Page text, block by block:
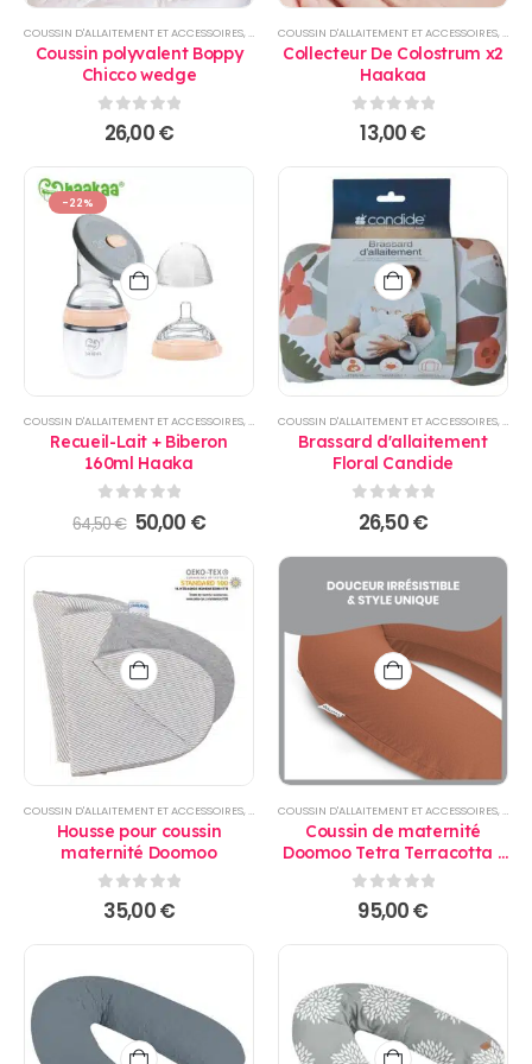
COUSSIN D'ALLAITEMENT ET ACCESSOIRES,PRODUITS,REPAS
Coussin polyvalent Boppy
Chicco wedge
0sur 5
26,00€
COUSSIN D'ALLAITEMENT ET ACCESSOIRES,
Collecteur De Colostrum x2
Haakaa
0sur 5
13,00€
-22%
COUSSIN D'ALLAITEMENT ET ACCESSOIRES,PRODUITS,PROMO,REPAS,TIRE LAIT
Recueil-Lait + Biberon
160ml Haaka
sur 5
64,50€ Le
prix
initial
était :
64,50 €.
50,00 €Le
actuel
est :
50,00 €.
COUSSIN D'ALLAITEMENT ET ACCESSOIRES,
Brassard d'allaitement
Floral Candide
0sur 5
26,50€
COUSSIN D'ALLAITEMENT ET ACCESSOIRES,PRODUITS
Housse pour coussin
maternité Doomoo
0sur 5
35,00€
COUSSIN D'ALLAITEMENT ET ACCESSOIRES,
Coussin de maternité
Doomoo Tetra Terracotta -
Babymoov
0sur 5
95,00€